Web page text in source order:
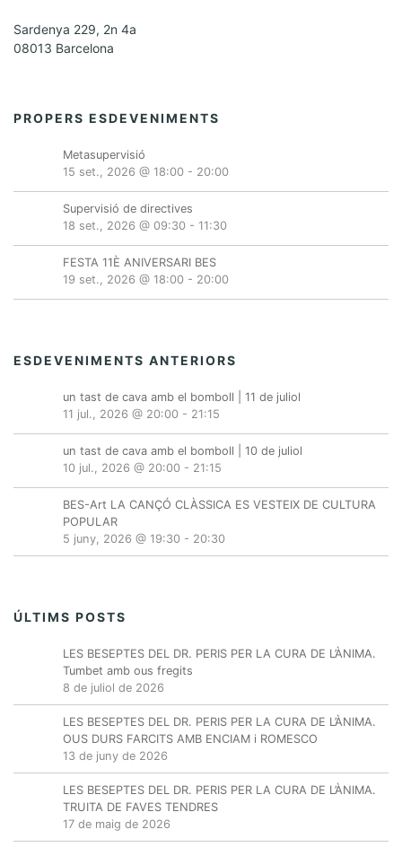
Sardenya 229, 2n 4a
08013 Barcelona
PROPERS ESDEVENIMENTS
Metasupervisió
15 set., 2026 @ 18:00 - 20:00
Supervisió de directives
18 set., 2026 @ 09:30 - 11:30
FESTA 11È ANIVERSARI BES
19 set., 2026 @ 18:00 - 20:00
ESDEVENIMENTS ANTERIORS
un tast de cava amb el bomboll | 11 de juliol
11 jul., 2026 @ 20:00 - 21:15
un tast de cava amb el bomboll | 10 de juliol
10 jul., 2026 @ 20:00 - 21:15
BES-Art LA CANÇÓ CLÀSSICA ES VESTEIX DE CULTURA
POPULAR
5 juny, 2026 @ 19:30 - 20:30
ÚLTIMS POSTS
LES BESEPTES DEL DR. PERIS PER LA CURA DE L’ÀNIMA.
Tumbet amb ous fregits
8 de juliol de 2026
LES BESEPTES DEL DR. PERIS PER LA CURA DE L’ÀNIMA.
OUS DURS FARCITS AMB ENCIAM i ROMESCO
13 de juny de 2026
LES BESEPTES DEL DR. PERIS PER LA CURA DE L’ÀNIMA.
TRUITA DE FAVES TENDRES
17 de maig de 2026